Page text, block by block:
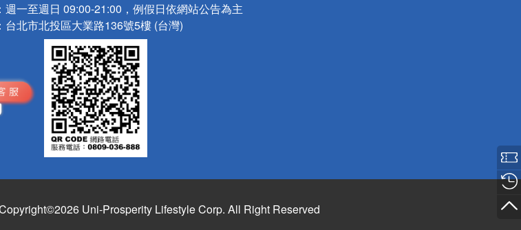
週一至週日 09:00-21:00，例假日依網站公告為主
台北市北投區大業路136號5樓 (台灣)
Uni-Prosperity Lifestyle Corp. All Right Reserved